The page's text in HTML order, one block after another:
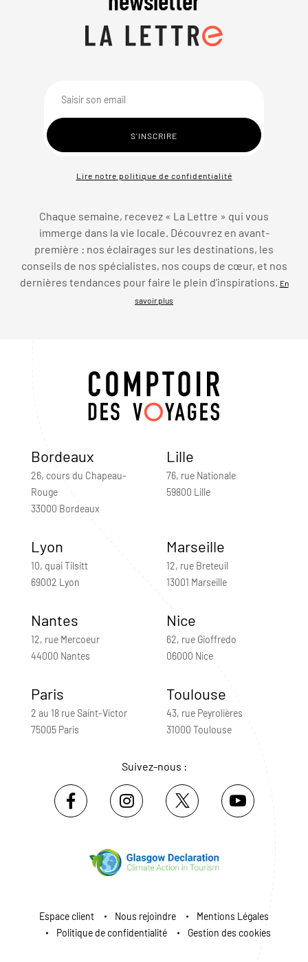
Lire notre politique de confidentialité
Chaque semaine, recevez « La Lettre » qui vous
immerge dans la vie locale. Découvrez en avant-
première : nos éclairages sur les destinations, les
conseils de nos spécialistes, nos coups de cœur, et nos
dernières tendances pour faire le plein d’inspirations.
En
savoir plus
Bordeaux
26, cours du Chapeau-
Rouge
33000 Bordeaux
Lille
76, rue Nationale
59800 Lille
Lyon
10, quai Tilsitt
69002 Lyon
Marseille
12, rue Breteuil
13001 Marseille
Nantes
12, rue Mercoeur
44000 Nantes
Nice
62, rue Gioffredo
06000 Nice
Paris
2 au 18 rue Saint-Victor
75005 Paris
Toulouse
43, rue Peyrolières
31000 Toulouse
Suivez-nous :
Espace client Nous rejoindre
Mentions Légales
Politique de confidentialité
Gestion des cookies